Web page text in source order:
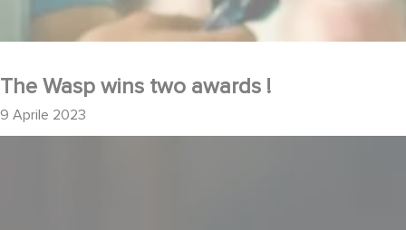
The Wasp wins two awards !
9 Aprile 2023